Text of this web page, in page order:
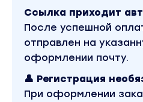
«чудо-машиной».
Эта система
блестящее исполнение.
фокусирует солнечные
фокусирует всю
Тем самым помогая
Ссылка приходит
После успешной
отправлен на
оформлении почту.
👤 Регистрация
При оформлении